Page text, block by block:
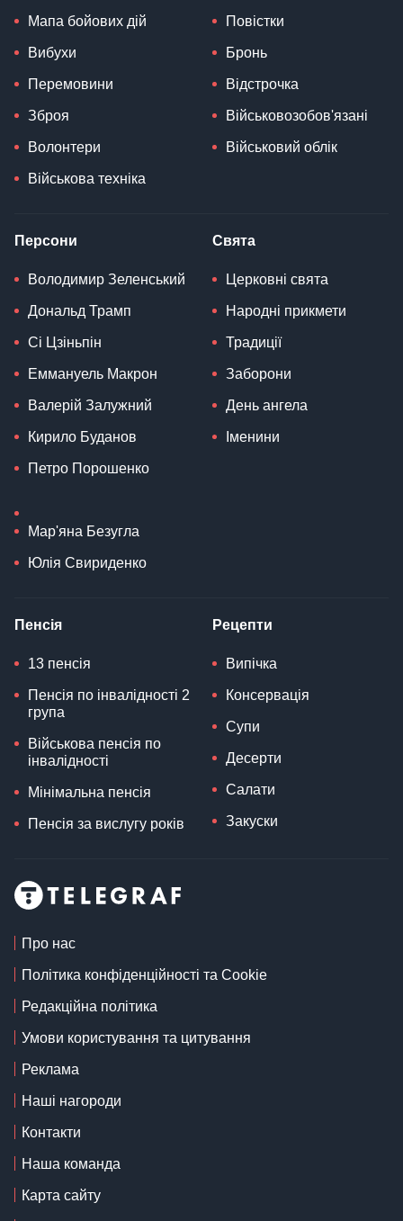
Мапа бойових дій
Вибухи
Перемовини
Зброя
Волонтери
Військова техніка
Повістки
Бронь
Відстрочка
Військовозобов'язані
Військовий облік
Персони
Володимир Зеленський
Дональд Трамп
Сі Цзіньпін
Еммануель Макрон
Валерій Залужний
Кирило Буданов
Петро Порошенко
Мар'яна Безугла
Юлія Свириденко
Свята
Церковні свята
Народні прикмети
Традиції
Заборони
День ангела
Іменини
Пенсія
13 пенсія
Пенсія по інвалідності 2
група
Військова пенсія по
інвалідності
Мінімальна пенсія
Пенсія за вислугу років
Рецепти
Випічка
Консервація
Супи
Десерти
Салати
Закуски
Про нас
Політика конфіденційності та Cookie
Редакційна політика
Умови користування та цитування
Реклама
Наші нагороди
Контакти
Наша команда
Карта сайту